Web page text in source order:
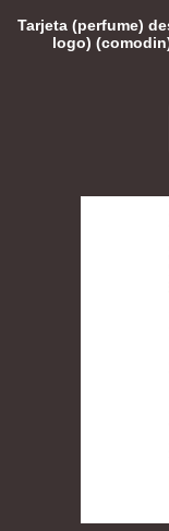
Tarjeta (perfume)
logo)